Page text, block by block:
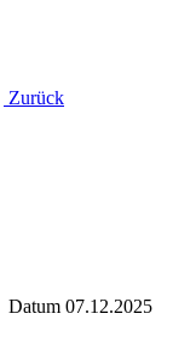
Zurück
Datum 07.12.2025